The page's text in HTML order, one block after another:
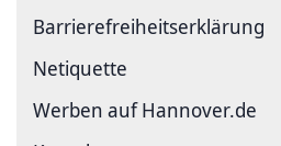
Barriere­freiheits­erklärung
Netiquette
Werben auf Hannover.de